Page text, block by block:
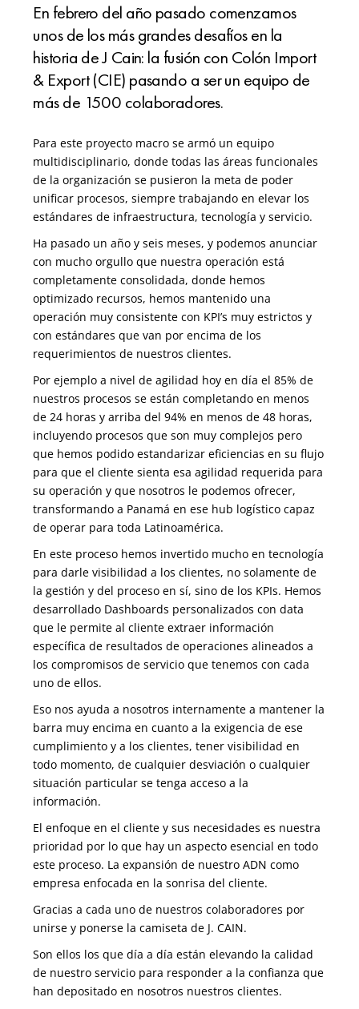
En febrero del año pasado comenzamos
unos de los más grandes desafíos en la
historia de J Cain: la fusión con Colón Import
& Export (CIE) pasando a ser un equipo de
más de 1500 colaboradores.
Para este proyecto macro se armó un equipo
multidisciplinario, donde todas las áreas funcionales
de la organización se pusieron la meta de poder
unificar procesos, siempre trabajando en elevar los
estándares de infraestructura, tecnología y servicio.
Ha pasado un año y seis meses, y podemos anunciar
con mucho orgullo que nuestra operación está
completamente consolidada, donde hemos
optimizado recursos, hemos mantenido una
operación muy consistente con KPI’s muy estrictos y
con estándares que van por encima de los
requerimientos de nuestros clientes.
Por ejemplo a nivel de agilidad hoy en día el 85% de
nuestros procesos se están completando en menos
de 24 horas y arriba del 94% en menos de 48 horas,
incluyendo procesos que son muy complejos pero
que hemos podido estandarizar eficiencias en su flujo
para que el cliente sienta esa agilidad requerida para
su operación y que nosotros le podemos ofrecer,
transformando a Panamá en ese hub logístico capaz
de operar para toda Latinoamérica.
En este proceso hemos invertido mucho en tecnología
para darle visibilidad a los clientes, no solamente de
la gestión y del proceso en sí, sino de los KPIs. Hemos
desarrollado Dashboards personalizados con data
que le permite al cliente extraer información
específica de resultados de operaciones alineados a
los compromisos de servicio que tenemos con cada
uno de ellos.
Eso nos ayuda a nosotros internamente a mantener la
barra muy encima en cuanto a la exigencia de ese
cumplimiento y a los clientes, tener visibilidad en
todo momento, de cualquier desviación o cualquier
situación particular se tenga acceso a la
información.
El enfoque en el cliente y sus necesidades es nuestra
prioridad por lo que hay un aspecto esencial en todo
este proceso. La expansión de nuestro ADN como
empresa enfocada en la sonrisa del cliente.
Gracias a cada uno de nuestros colaboradores por
unirse y ponerse la camiseta de J. CAIN.
Son ellos los que día a día están elevando la calidad
de nuestro servicio para responder a la confianza que
han depositado en nosotros nuestros clientes.